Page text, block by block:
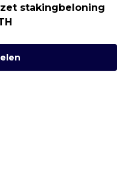
stakingbeloning